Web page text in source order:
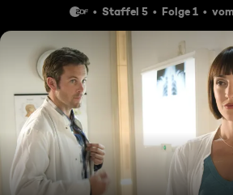
Staffel 5 Folge 1